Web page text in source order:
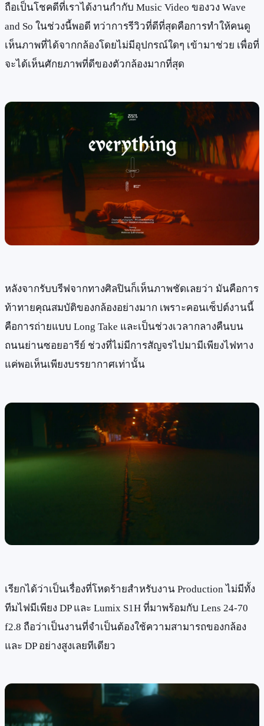
ถือเป็นโชคดีที่เราได้งานกำกับ Music Video ของวง Wave
and So ในช่วงนี้พอดี ทว่าการรีวิวที่ดีที่สุดคือการทำให้คนดู
เห็นภาพที่ได้จากกล้องโดยไม่มีอุปกรณ์ใดๆ เข้ามาช่วย เพื่อที่
จะได้เห็นศักยภาพที่ดีของตัวกล้องมากที่สุด
หลังจากรับบรีฟจากทางศิลปินก็เห็นภาพชัดเลยว่า มันคือการ
ท้าทายคุณสมบัติของกล้องอย่างมาก เพราะคอนเซ็ปต์งานนี้
คือการถ่ายแบบ Long Take และเป็นช่วงเวลากลางคืนบน
ถนนย่านซอยอารีย์ ช่วงที่ไม่มีการสัญจรไปมามีเพียงไฟทาง
แค่พอเห็นเพียงบรรยากาศเท่านั้น
เรียกได้ว่าเป็นเรื่องที่โหดร้ายสำหรับงาน Production ไม่มีทั้ง
ทีมไฟมีเพียง DP และ Lumix S1H ที่มาพร้อมกับ Lens 24-70
f2.8 ถือว่าเป็นงานที่จำเป็นต้องใช้ความสามารถของกล้อง
และ DP อย่างสูงเลยทีเดียว